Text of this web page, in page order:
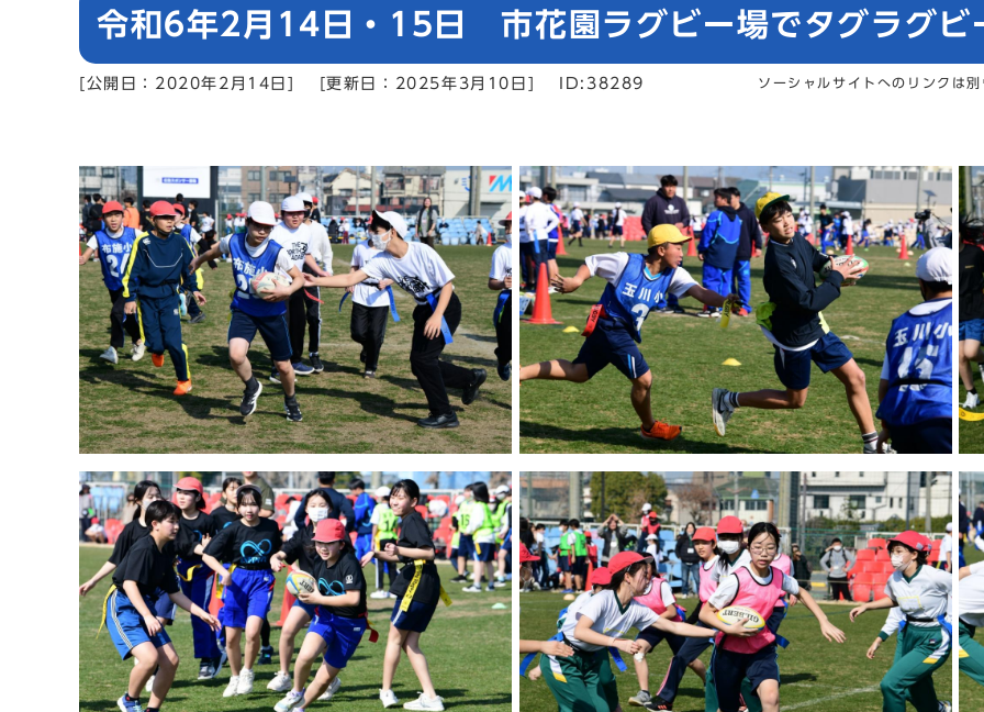
令和6年2月14日・15日 市花園ラグビー場でタグラグビ
[公開日：2020年2月14日] [更新日：2025年3月10日] ID:38289 ソーシャルサイトへのリンクは